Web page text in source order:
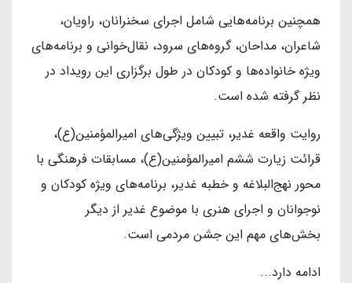
همچنین برنامه‌هایی شامل اجرای سخنرانان، راویان،
شاعران، مداحان، گروه‌های سرود، نقال‌خوانی و برنامه‌های
ویژه خانواده‌ها و کودکان در طول برگزاری این رویداد در
نظر گرفته شده است.
روایت واقعه غدیر، تبیین ویژگی‌های امیرالمؤمنین(ع)،
قرائت زیارت ششم امیرالمؤمنین(ع)، مسابقات فرهنگی با
محور نهج‌البلاغه و خطبه غدیر، برنامه‌های ویژه کودکان و
نوجوانان و اجرای هنری با موضوع غدیر از دیگر
بخش‌های مهم این جشن مردمی است.
ادامه دارد...